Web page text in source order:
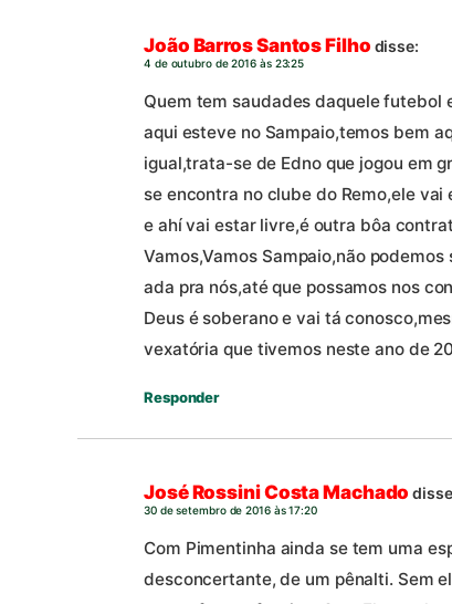
João Barros Santos Filho disse:
4 de outubro de 2016 às 23:25
Quem tem saudades daquele futebol
aqui esteve no Sampaio,temos bem
igual,trata-se de Edno que jogou em
se encontra no clube do Remo,ele
e ahí vai estar livre,é outra bôa
Vamos,Vamos Sampaio,não
ada pra nós,até que possamos nos
Deus é soberano e vai tá
vexatória que tivemos neste ano de
Responder
José Rossini Costa Machado
30 de setembro de 2016 às 17:20
Com Pimentinha ainda se tem uma
desconcertante, de um pênalti. Sem